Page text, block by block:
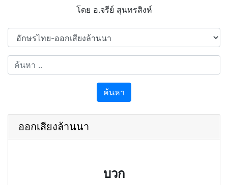
โดย อ.จรีย์​ สุนทรสิงห์
ค้นหา
ออกเสียงล้านนา
บวก